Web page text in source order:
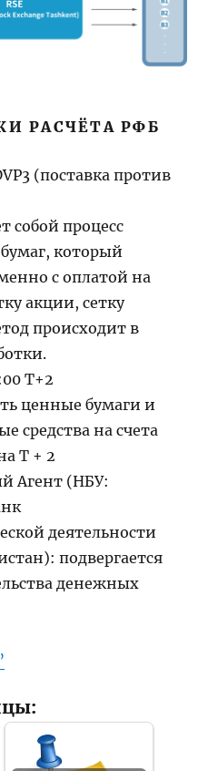
РАСЧЁТА РФБ
(поставка против
собой процесс
который
с оплатой на
акции, сетку
происходит в
T+2
ценные бумаги и
средства на счета
Т + 2
Агент (НБУ:
деятельности
подвергается
денежных